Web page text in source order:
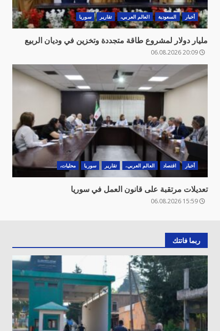
أخبار السعودية العالم العربي، تقارير سوريا
مليار دولار لمشروع طاقة متجددة وتخزين في وديان الربيع
أخبار اقتصاد العالم العربي، تقارير سوريا محليات،
تعديلات مرتقبة على قانون العمل في سوريا
ربما فاتتك